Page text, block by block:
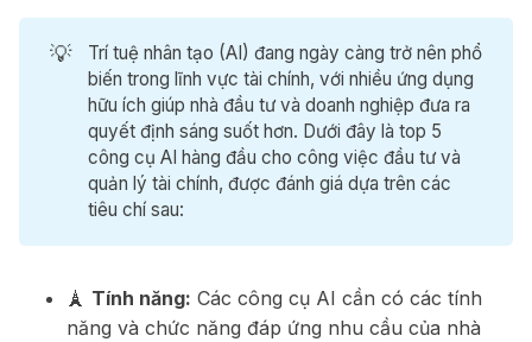
💡
Trí tuệ nhân tạo (AI) đang ngày càng trở nên phổ
biến trong lĩnh vực tài chính, với nhiều ứng dụng
hữu ích giúp nhà đầu tư và doanh nghiệp đưa ra
quyết định sáng suốt hơn. Dưới đây là top 5
công cụ AI hàng đầu cho công việc đầu tư và
quản lý tài chính, được đánh giá dựa trên các
tiêu chí sau:
🗼 Tính năng: Các công cụ AI cần có các tính
năng và chức năng đáp ứng nhu cầu của nhà